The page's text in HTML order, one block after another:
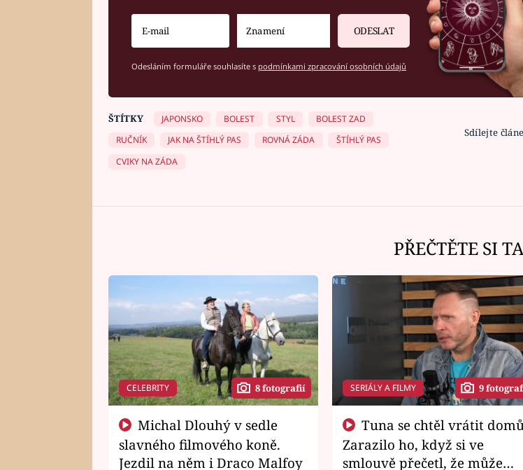
ODESLAT
Odesláním formuláře souhlasíte s podmínkami zpracování osobních údajů
Sdílejte
ŠTÍTKY JAPONSKO BOLEST STYL
BOLEST ZAD
RUČNÍK
JAK NA ŠTÍHLÝ PAS ROVNÁ ZÁDA
ŠTÍHLÝ PAS
CVIKY NA ZÁDA
PŘEČTĚTE SI
CELEBRITY 8 fotografií
slavného filmového koně.
Jezdil na něm i Draco Malfoy
SERIÁLY A FILMY 9
Zarazilo ho, když si ve
smlouvě přečetl, že může